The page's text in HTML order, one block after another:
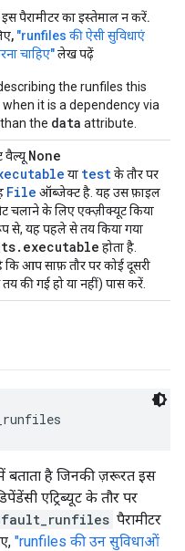
पैरामीटर का इस्तेमाल न करें.
"runfiles की ऐसी सुविधाएं
चाहिए"लेख पढ़ें
the runfiles this
it is a dependency via
the data attribute.
वैल्यू None
या testके तौर पर
File ऑब्जेक्ट है. यह उस फ़ाइल
चलाने के लिए एक्ज़ीक्यूट किया
से, यह पहले से तय किया गया
. executable होता है.
कि आप साफ़ तौर पर कोई दूसरी
की गई हो या नहीं) पास करें.
में बताता है जिनकी ज़रूरत इस
एट्रिब्यूट के तौर पर
पैरामीटर
"runfiles की उन सुविधाओं